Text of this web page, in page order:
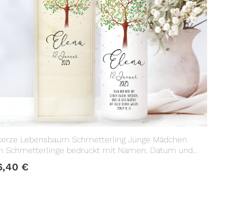
Lebensbaum Schmetterling Junge Mädchen
Schmetterlinge bedruckt mit Namen, Datum und
€